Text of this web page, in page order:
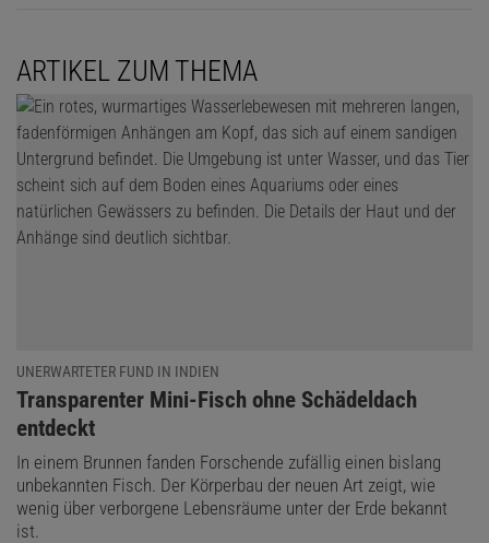
ARTIKEL ZUM THEMA
UNERWARTETER FUND IN INDIEN
:
Transparenter Mini-Fisch ohne Schädeldach
entdeckt
In einem Brunnen fanden Forschende zufällig einen bislang
unbekannten Fisch. Der Körperbau der neuen Art zeigt, wie
wenig über verborgene Lebensräume unter der Erde bekannt
ist.